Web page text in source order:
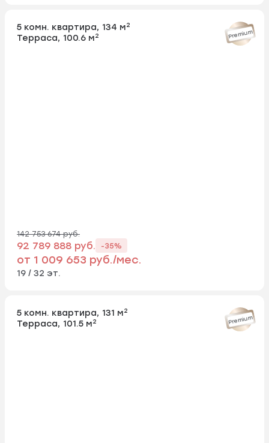
5 комн. квартира, 134 м2
Терраса, 100.6 м2 Premium
142 753 674 руб.
92 789 888 руб. -35%
от 1 009 653 руб./мес.
19 / 32 эт.
5 комн. квартира, 131 м2
Терраса, 101.5 м2 Premium